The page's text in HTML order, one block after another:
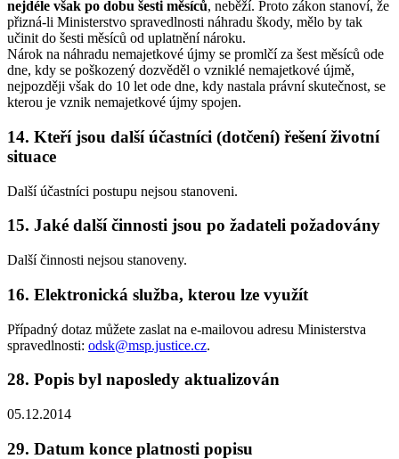
nejdéle však po dobu šesti měsíců, neběží. Proto zákon stanoví, že
přizná-li Ministerstvo spravedlnosti náhradu škody, mělo by tak
učinit do šesti měsíců od uplatnění nároku.
Nárok na náhradu nemajetkové újmy se promlčí za šest měsíců ode
dne, kdy se poškozený dozvěděl o vzniklé nemajetkové újmě,
nejpozději však do 10 let ode dne, kdy nastala právní skutečnost, se
kterou je vznik nemajetkové újmy spojen.
14. Kteří jsou další účastníci (dotčení) řešení životní
situace
Další účastníci postupu nejsou stanoveni.
15. Jaké další činnosti jsou po žadateli požadovány
Další činnosti nejsou stanoveny.
16. Elektronická služba, kterou lze využít
Případný dotaz můžete zaslat na e-mailovou adresu Ministerstva
spravedlnosti: odsk@msp.justice.cz.
28. Popis byl naposledy aktualizován
05.12.2014
29. Datum konce platnosti popisu